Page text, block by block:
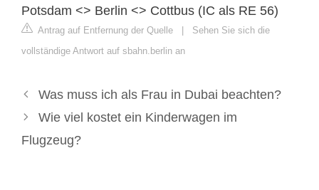
Potsdam <> Berlin <> Cottbus (IC als RE 56)
Antrag auf Entfernung der Quelle | Sehen Sie sich die
vollständige Antwort auf sbahn.berlin an
Was muss ich als Frau in Dubai beachten?
Wie viel kostet ein Kinderwagen im
Flugzeug?